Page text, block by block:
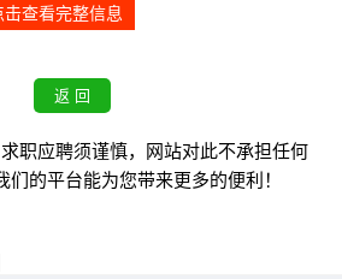
击查看完整信息
职应聘须谨慎，网站对此不承担任何
的平台能为您带来更多的便利！